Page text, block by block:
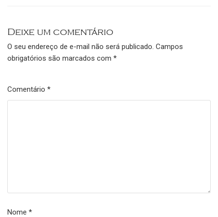
Deixe um comentário
O seu endereço de e-mail não será publicado. Campos
obrigatórios são marcados com *
Comentário *
Nome *